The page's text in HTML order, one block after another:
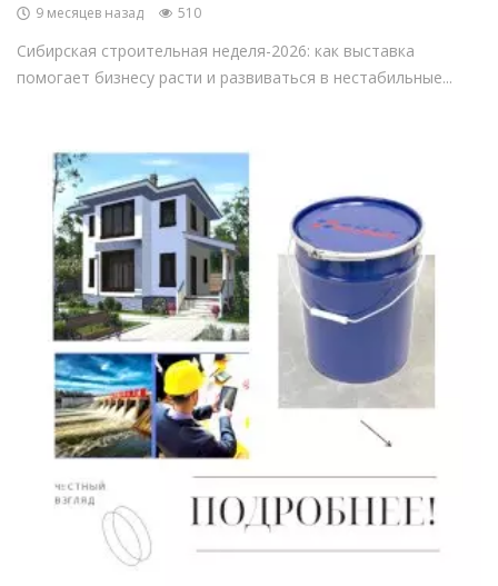
9 месяцев назад 510
Сибирская строительная неделя-2026: как выставка
помогает бизнесу расти и развиваться в нестабильные...